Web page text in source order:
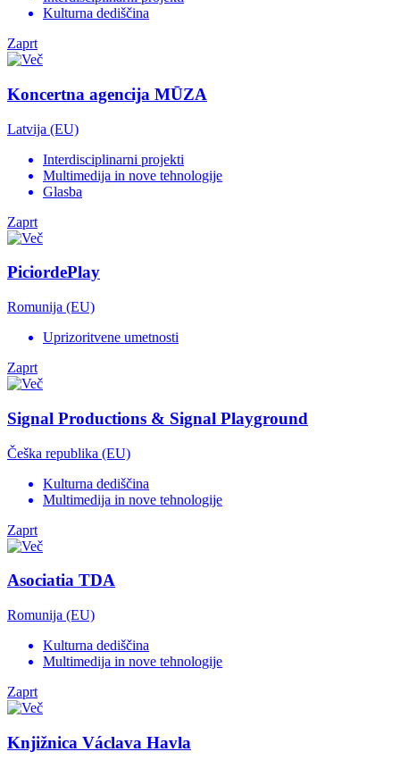
Kulturna dediščina
Zaprt
Koncertna agencija MŪZA
Latvija (EU)
Interdisciplinarni projekti
Multimedija in nove tehnologije
Glasba
Zaprt
PiciordePlay
Romunija (EU)
Uprizoritvene umetnosti
Zaprt
Signal Productions & Signal Playground
Češka republika (EU)
Kulturna dediščina
Multimedija in nove tehnologije
Zaprt
Asociatia TDA
Romunija (EU)
Kulturna dediščina
Multimedija in nove tehnologije
Zaprt
Knjižnica Václava Havla